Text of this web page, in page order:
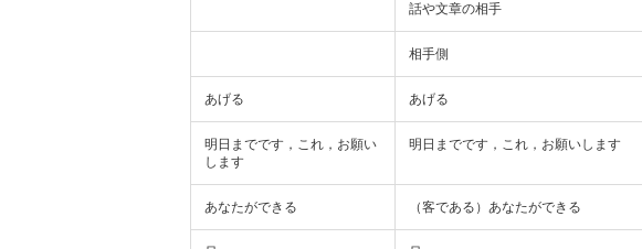
話や文章の相手
相手側
あげる あげる
明日までです，これ，お願い
します
明日までです，これ，お願いします
あなたができる （客である）あなたができる